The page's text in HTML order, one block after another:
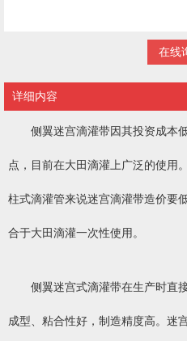
在线
详细内容
侧翼迷宫滴灌带因其投资成本
点，目前在大田滴灌上广泛的使用
柱式滴灌管来说迷宫滴灌带造价要
合于大田滴灌一次性使用。
侧翼迷宫式滴灌带在生产时直接
成型、粘合性好，制造精度高。迷